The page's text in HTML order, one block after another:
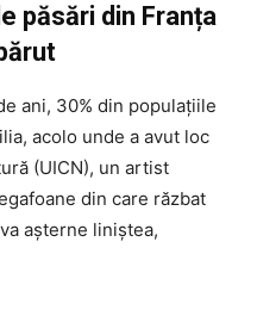
păsări din Franța
ani, 30% din populațiile
acolo unde a avut loc
(UICN), un artist
din care răzbat
așterne liniștea,